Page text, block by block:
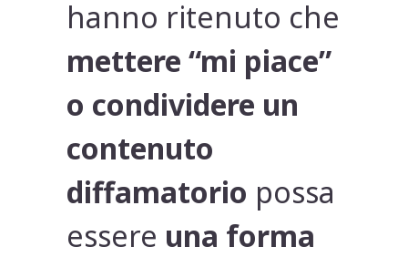
hanno ritenuto che
mettere “mi piace”
o condividere un
contenuto
diffamatorio possa
essere una forma